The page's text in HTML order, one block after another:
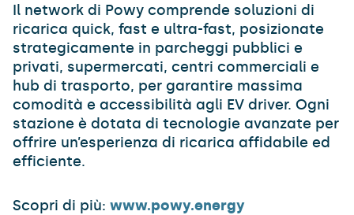
Il network di Powy comprende soluzioni di
ricarica quick, fast e ultra-fast, posizionate
strategicamente in parcheggi pubblici e
privati, supermercati, centri commerciali e
hub di trasporto, per garantire massima
comodità e accessibilità agli EV driver. Ogni
stazione è dotata di tecnologie avanzate per
offrire un’esperienza di ricarica affidabile ed
efficiente.
Scopri di più: www.powy.energy